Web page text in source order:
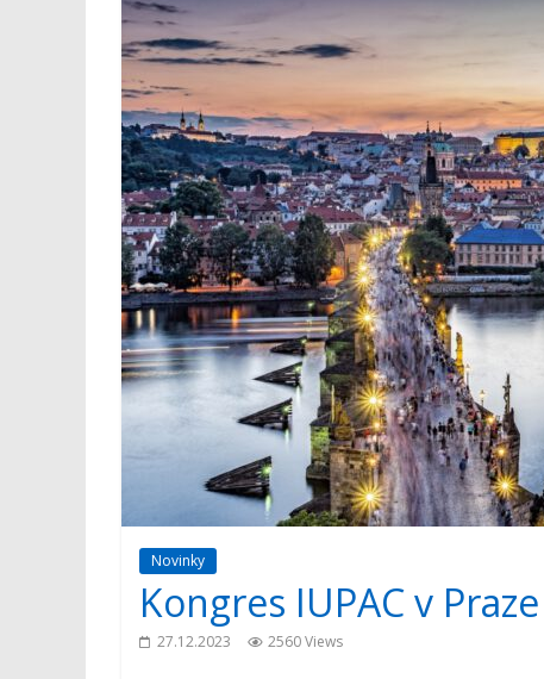
Novinky
Kongres IUPAC v Praze
27.12.2023 2560 Views